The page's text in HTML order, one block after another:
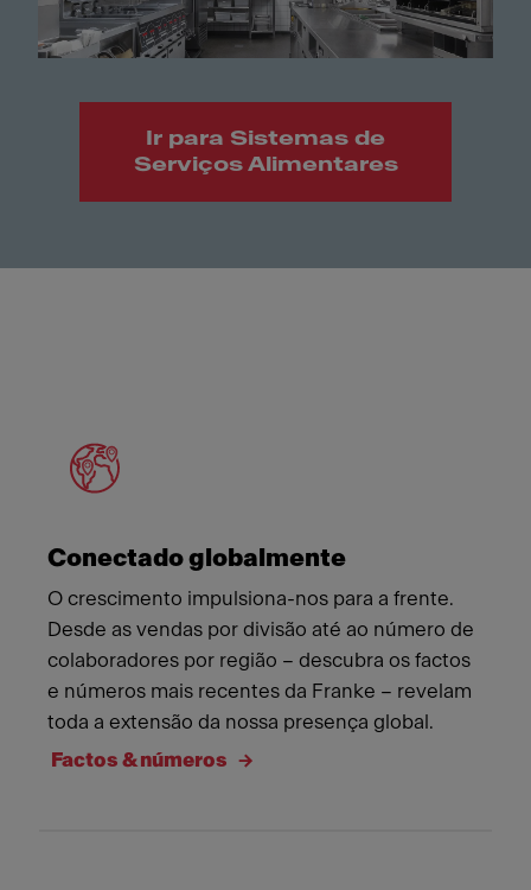
Ir para Sistemas de
Serviços Alimentares
Conectado globalmente
O crescimento impulsiona-nos para a frente.
Desde as vendas por divisão até ao número de
colaboradores por região – descubra os factos
e números mais recentes da Franke – revelam
toda a extensão da nossa presença global.
Factos & números